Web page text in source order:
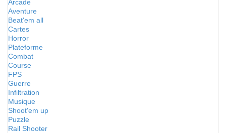
Arcade
Aventure
Beat'em all
Cartes
Horror
Plateforme
Combat
Course
FPS
Guerre
Infiltration
Musique
Shoot'em up
Puzzle
Rail Shooter